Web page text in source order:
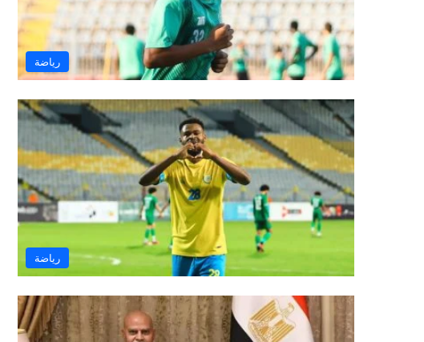
رياضة
رياضة